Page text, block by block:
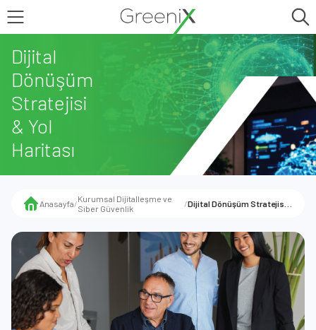
Dijital
Dönüşüm
Stratejisi
& Yol
Haritası
Anasayfa/Kurumsal Dijitalleşme ve
Siber Güvenlik
/